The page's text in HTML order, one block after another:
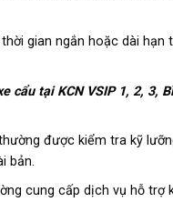
gian ngắn hoặc dài
cẩu tại KCN VSIP 1, 2, 3,
được kiểm tra kỹ
bản.
cung cấp dịch vụ hỗ trợ